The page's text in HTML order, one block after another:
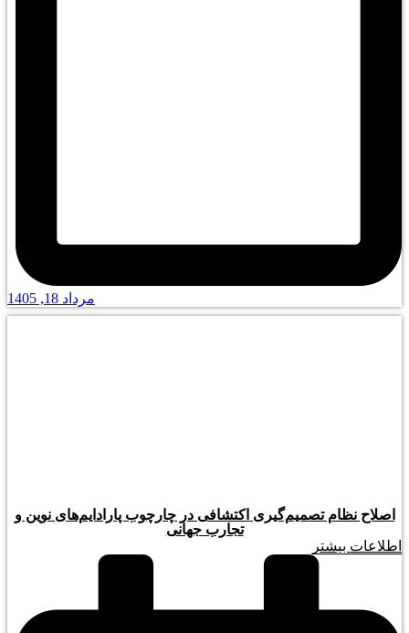
مرداد 18, 1405
اصلاح نظام تصمیم‌گیری اکتشافی در چارچوب پارادایم‌های نوین و
تجارب جهانی
اطلاعات بیشتر